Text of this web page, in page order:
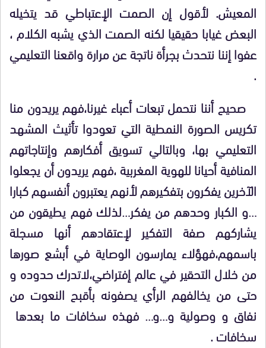
المعيش. لأقول إن الصمت الإعتباطي قد يتخيله
البعض غيابا حقيقيا لكنه الصمت الذي يشبه الكلام ،
عفوا إننا نتحدث بجرأة ناتجة عن مرارة واقعنا التعليمي
.
صحيح أننا نتحمل تبعات أعباء غيرنا،فهم يريدون منا
تكريس الصورة النمطية التي تعودوا تأثيث المشهد
التعليمي بها، وبالتالي تسويق أفكارهم وإنتاجاتهم
المنافية أحيانا للهوية المغربية ،فهم يريدون أن يجعلوا
الآخرين يفكرون بتفكيرهم لأنهم يعتبرون أنفسهم كبارا
…و الكبار وحدهم من يفكر…لذلك فهم يطيقون من
يشاركهم صفة التفكير لإعتقادهم أنها مسجلة
باسمهم،فهؤلاء يمارسون الوصاية في أبشع صورها
من خلال التحقير في عالم إفتراضي،لاتدرك حدوده و
حتى من يخالفهم الرأي يصفونه بأقبح النعوت من
نفاق و وصولية و…و… فهذه سخافات ما بعدها
سخافات .